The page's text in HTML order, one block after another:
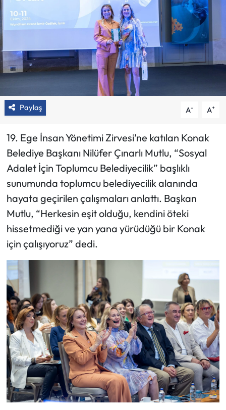
Paylaş A- A+
19. Ege İnsan Yönetimi Zirvesi’ne katılan Konak
Belediye Başkanı Nilüfer Çınarlı Mutlu, “Sosyal
Adalet İçin Toplumcu Belediyecilik” başlıklı
sunumunda toplumcu belediyecilik alanında
hayata geçirilen çalışmaları anlattı. Başkan
Mutlu, “Herkesin eşit olduğu, kendini öteki
hissetmediği ve yan yana yürüdüğü bir Konak
için çalışıyoruz” dedi.